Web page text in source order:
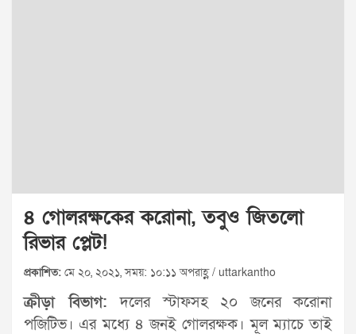
৪ গোলরক্ষকের করোনা, তবুও জিতলো
রিভার প্লেট!
প্রকাশিত: মে ২০, ২০২১, সময়: ১০:১১ অপরাহ্ণ / uttarkantho
ক্রীড়া বিভাগ:দলের স্টাফসহ ২০ জনের করোনা
পজিটিভ। এর মধ্যে ৪ জনই গোলরক্ষক। মূল ম্যাচে তাই